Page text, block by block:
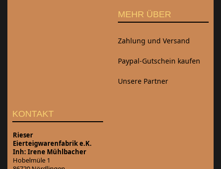
MEHR ÜBER
Zahlung und Versand
Paypal-Gutschein kaufen
Unsere Partner
KONTAKT
Rieser
Eierteigwarenfabrik e.K.
Inh: Irene Mühlbacher
Hobelmüle 1